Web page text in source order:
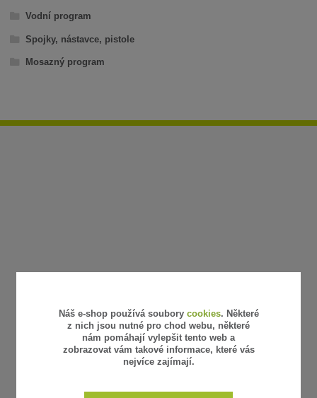
Vodní program
Spojky, nástavce, pistole
Mosazný program
Náš e-shop používá soubory cookies. Některé
z nich jsou nutné pro chod webu, některé
nám pomáhají vylepšit tento web a
zobrazovat vám takové informace, které vás
nejvíce zajímají.